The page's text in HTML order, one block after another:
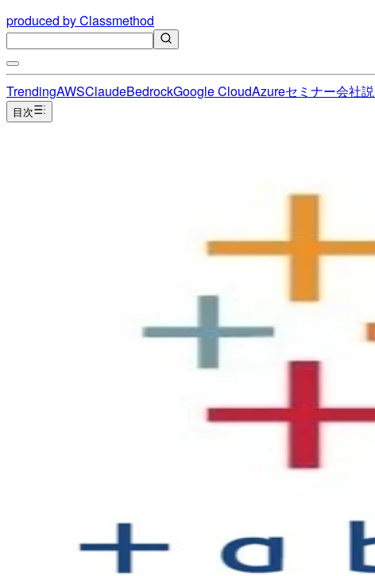
produced by Classmethod
TrendingAWSClaudeBedrockGoogle CloudAzureセミナー会社
目次